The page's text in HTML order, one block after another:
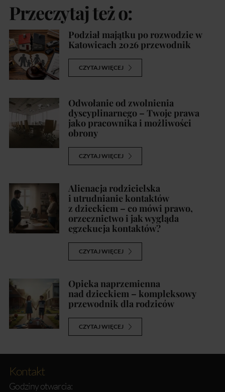
Przeczytaj też o:
Podział majątku po rozwodzie w
Katowicach 2026 przewodnik
CZYTAJ WIĘCEJ
Odwołanie od zwolnienia
dyscyplinarnego – Twoje prawa
jako pracownika i możliwości
obrony
CZYTAJ WIĘCEJ
Alienacja rodzicielska
i utrudnianie kontaktów
z dzieckiem – co mówi prawo,
orzecznictwo i jak wygląda
egzekucja kontaktów?
CZYTAJ WIĘCEJ
Opieka naprzemienna
nad dzieckiem – kompleksowy
przewodnik dla rodziców
CZYTAJ WIĘCEJ
Kontakt
Godziny otwarcia: